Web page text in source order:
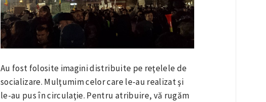
Au fost folosite imagini distribuite pe reţelele de
socializare. Mulţumim celor care le-au realizat şi
le-au pus în circulaţie. Pentru atribuire, vă rugăm